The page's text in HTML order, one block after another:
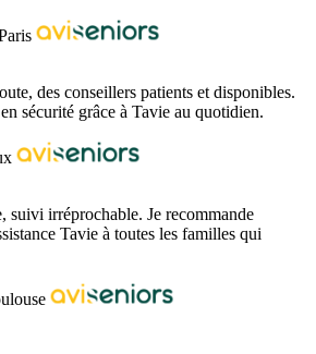
des conseillers patients et disponibles.
sécurité grâce à Tavie au quotidien.
suivi irréprochable. Je recommande
Tavie à toutes les familles qui